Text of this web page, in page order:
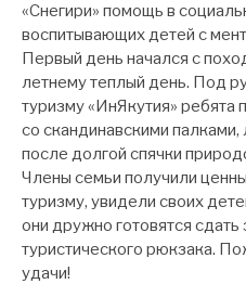
«Снегири» помощь в
воспитывающих детей с
Первый день начался с
летнему теплый день. Под
туризму «ИнЯкутия»
со скандинавскими
после долгой спячки
Члены семьи получили
туризму, увидели своих
они дружно готовятся сдать
туристического рюкзака.
удачи!